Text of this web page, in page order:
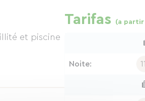
et piscine
Tarifas (a partir
Noite: